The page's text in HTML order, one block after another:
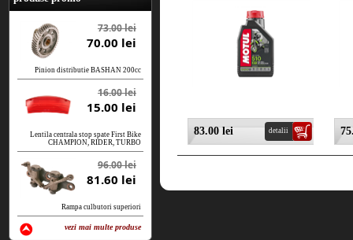
73.00 lei
70.00 lei
Pinion distributie BASHAN 200cc
16.00 lei
15.00 lei
Lentila centrala stop spate First Bike
CHAMPION, RIDER, TURBO
96.00 lei
81.60 lei
Rampa culbutori superiori
vezi mai multe produse
vezi produse
83.00 lei detalii